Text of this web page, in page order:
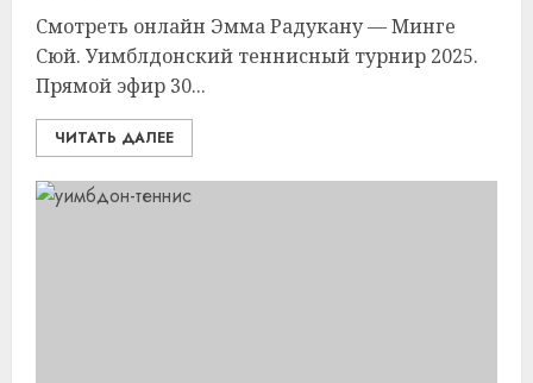
Смотреть онлайн Эмма Радукану — Минге
Сюй. Уимблдонский теннисный турнир 2025.
Прямой эфир 30...
ЧИТАТЬ ДАЛЕЕ